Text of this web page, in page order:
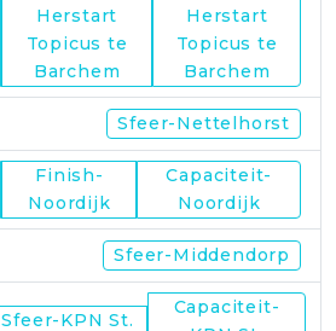
Herstart
Topicus te
Barchem
Herstart
Topicus te
Barchem
Sfeer-Nettelhorst
Finish-
Noordijk
Capaciteit-
Noordijk
Sfeer-Middendorp
Sfeer-KPN St.
Capaciteit-